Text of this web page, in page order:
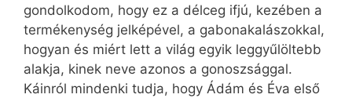
gondolkodom, hogy ez a délceg ifjú, kezében a
termékenység jelképével, a gabonakalászokkal,
hogyan és miért lett a világ egyik leggyűlöltebb
alakja, kinek neve azonos a gonoszsággal.
Káinról mindenki tudja, hogy Ádám és Éva első